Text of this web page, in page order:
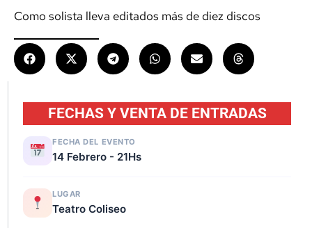
Como solista lleva editados más de diez discos
FECHAS Y VENTA DE ENTRADAS
FECHA DEL EVENTO
14 Febrero - 21Hs
LUGAR
Teatro Coliseo